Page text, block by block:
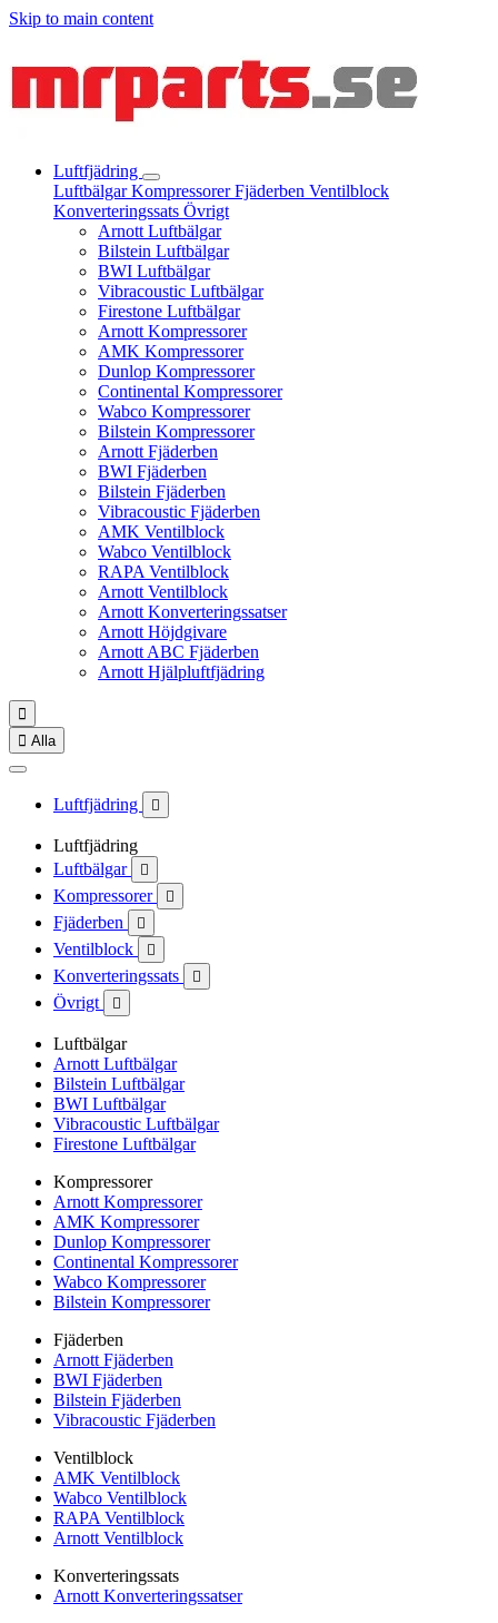
Skip to main content
Luftfjädring
LuftbälgarKompressorerFjäderben Ventilblock
Konverteringssats Övrigt
Arnott Luftbälgar
Bilstein Luftbälgar
BWI Luftbälgar
Vibracoustic Luftbälgar
Firestone Luftbälgar
Arnott Kompressorer
AMK Kompressorer
Dunlop Kompressorer
Continental Kompressorer
Wabco Kompressorer
Bilstein Kompressorer
Arnott Fjäderben
BWI Fjäderben
Bilstein Fjäderben
Vibracoustic Fjäderben
AMK Ventilblock
Wabco Ventilblock
RAPA Ventilblock
Arnott Ventilblock
Arnott Konverteringssatser
Arnott Höjdgivare
Arnott ABC Fjäderben
Arnott Hjälpluftfjädring

 Alla
Luftfjädring 
Luftfjädring
Luftbälgar

Kompressorer 
Fjäderben 
Ventilblock 
Konverteringssats 
Övrigt 
Luftbälgar
Arnott Luftbälgar
Bilstein Luftbälgar
BWI Luftbälgar
Vibracoustic Luftbälgar
Firestone Luftbälgar
Kompressorer
Arnott Kompressorer
AMK Kompressorer
Dunlop Kompressorer
Continental Kompressorer
Wabco Kompressorer
Bilstein Kompressorer
Fjäderben
Arnott Fjäderben
BWI Fjäderben
Bilstein Fjäderben
Vibracoustic Fjäderben
Ventilblock
AMK Ventilblock
Wabco Ventilblock
RAPA Ventilblock
Arnott Ventilblock
Konverteringssats
Arnott Konverteringssatser